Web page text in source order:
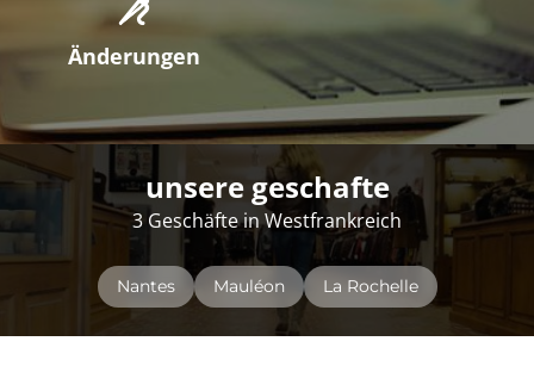
Änderungen
unsere geschafte
3 Geschäfte in Westfrankreich
Nantes Mauléon La Rochelle